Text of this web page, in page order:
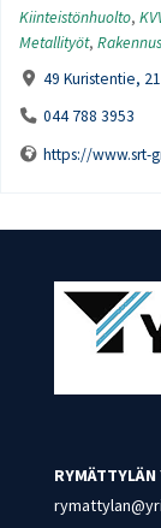
Kiinteistönhuolto,
Metallityöt,
49 Kuristentie,
044 788 3953
https://www.srt-